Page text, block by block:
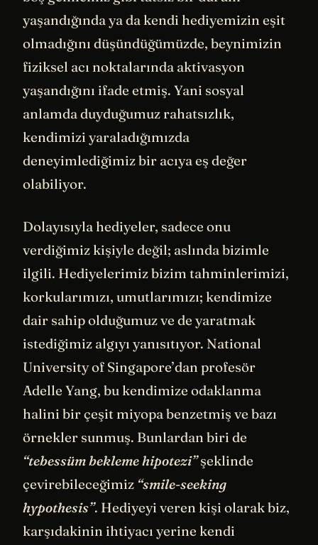
yaşandığında ya da kendi hediyemizin eşit
olmadığını düşündüğümüzde, beynimizin
fiziksel acı noktalarında aktivasyon
yaşandığını ifade etmiş. Yani sosyal
anlamda duyduğumuz rahatsızlık,
kendimizi yaraladığımızda
deneyimlediğimiz bir acıya eş değer
olabiliyor.
Dolayısıyla hediyeler, sadece onu
verdiğimiz kişiyle değil; aslında bizimle
ilgili. Hediyelerimiz bizim tahminlerimizi,
korkularımızı, umutlarımızı; kendimize
dair sahip olduğumuz ve de yaratmak
istediğimiz algıyı yanısıtıyor. National
University of Singapore’dan profesör
Adelle Yang, bu kendimize odaklanma
halini bir çeşit miyopa benzetmiş ve bazı
örnekler sunmuş. Bunlardan biri de
“tebessüm bekleme hipotezi”şeklinde
çevirebileceğimiz “smile-seeking
hypothesis”. Hediyeyi veren kişi olarak biz,
karşıdakinin ihtiyacı yerine kendi